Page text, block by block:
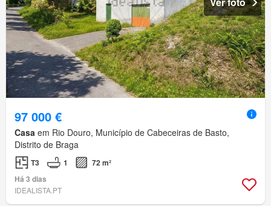
97 000 €
Casa em Rio Douro, Município de Cabeceiras de Basto,
Distrito de Braga
T3 1
72 m²
Há 3 dias
IDEALISTA.PT